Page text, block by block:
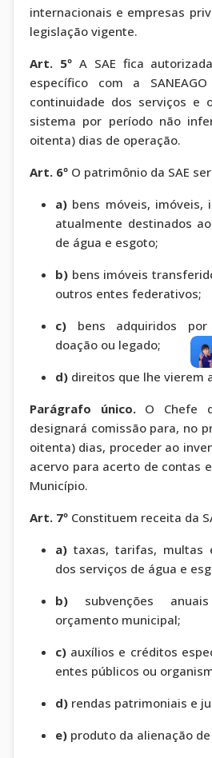
internacionais e empresas
legislação vigente.
Art. 5ºA SAE fica
específico com a
continuidade dos serviços e
sistema por período não
oitenta) dias de operação.
Art. 6º O patrimônio da SAE
a) bens móveis, imóveis,
atualmente destinados
de água e esgoto;
b) bens imóveis
outros entes federativos;
c) bens adquiridos por
doação ou legado;
d) direitos que lhe vierem
Parágrafo único.O Chefe
designará comissão para, no
oitenta) dias, proceder ao
acervo para acerto de contas
Município.
Art. 7º Constituem receita da
a) taxas, tarifas, multas
dos serviços de água e
b) subvenções
orçamento municipal;
c) auxílios e créditos
entes públicos ou
d) rendas patrimoniais e
e) produto da alienação